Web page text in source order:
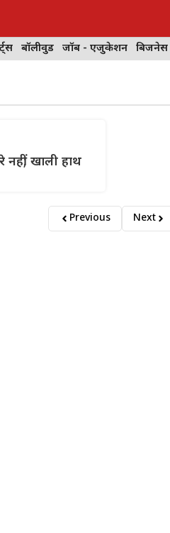
बॉलीवुड जॉब - एजुकेशन बिजनेस
खाली हाथ
Previous Next